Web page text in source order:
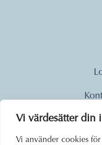
Vi värdesätter din
Vi använder cookies